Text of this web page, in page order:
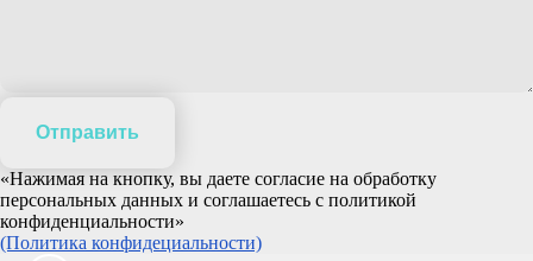
Отправить
«Нажимая на кнопку, вы даете согласие на обработку
персональных данных и соглашаетесь c политикой
конфиденциальности»
(Политика конфидециальности)